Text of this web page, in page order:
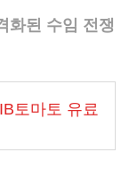
화된 수임 전쟁
IB토마토 유료